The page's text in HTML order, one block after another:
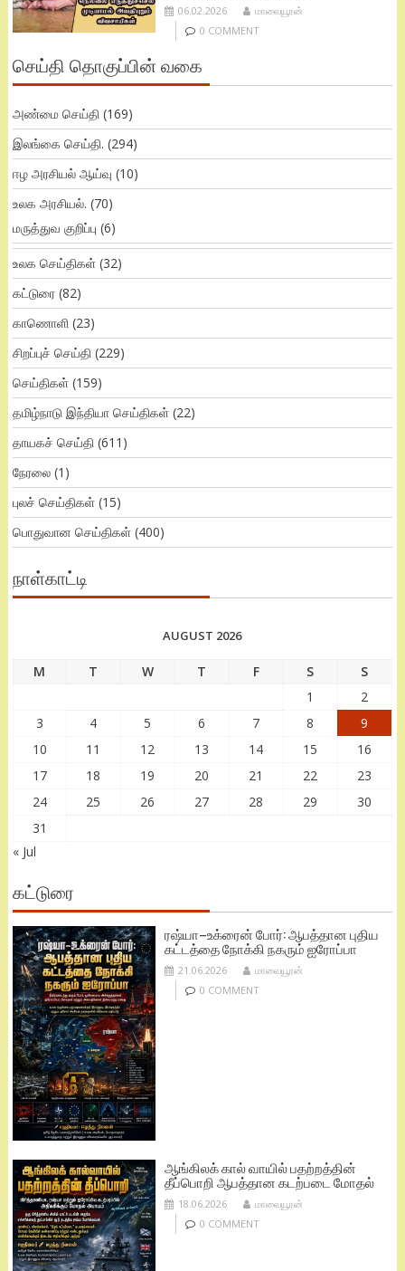
06.02.2026
மாவையூரன்
0 COMMENT
செய்தி தொகுப்பின் வகை
அண்மை செய்தி(169)
இலங்கை செய்தி. (294)
ஈழ அரசியல் ஆய்வு (10)
உலக அரசியல். (70)
மருத்துவ குறிப்பு (6)
உலக செய்திகள்(32)
கட்டுரை(82)
காணொளி(23)
சிறப்புச் செய்தி(229)
செய்திகள்(159)
தமிழ்நாடு இந்தியா செய்திகள்(22)
தாயகச் செய்தி(611)
நேரலை(1)
புலச் செய்திகள்(15)
பொதுவான செய்திகள்(400)
நாள்காட்டி
AUGUST 2026
M T W T F S
S
1
2
3
4 5 6 7 8
9
10
11 12 13 14 15
16
17
18 19 20 21 22
23
24
25 26 27 28 29
30
31
« Jul
கட்டுரை
ரஷ்யா–உக்ரைன் போர்: ஆபத்தான புதிய
கட்டத்தை நோக்கி நகரும் ஐரோப்பா
21.06.2026
மாவையூரன்
0 COMMENT
ஆங்கிலக் கால் வாயில் பதற்றத்தின்
தீப்பொறி ஆபத்தான கடற்படை மோதல்
18.06.2026
மாவையூரன்
0 COMMENT